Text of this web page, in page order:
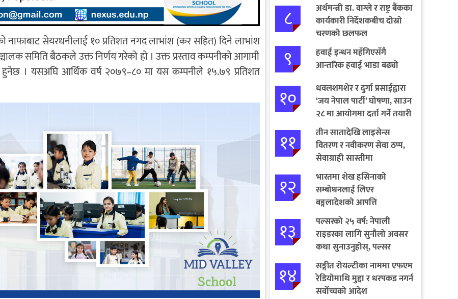
नाफाबाट सेयरधनीलाई १० प्रतिशत नगद लाभांश (कर सहित) दिने लाभांश
समिति बैठकले उक्त निर्णय गरेको हो । उक्त प्रस्ताव कम्पनीको आगामी
। यसअघि आर्थिक वर्ष २०७९–८० मा यस कम्पनीले १५.७९ प्रतिशत
८
अर्थमन्त्री डा. वाग्ले र राष्ट्र बैंकका
कार्यकारी निर्देशकबीच दोस्रो
चरणको छलफल
९
हवाई इन्धन महँगिएसँगै
आन्तरिक हवाई भाडा बढ्यो
१०
धवलशमशेर र दुर्गा प्रसाईंद्वारा
‘जय नेपाल पार्टी’ घोषणा, साउन
२८ मा आयोगमा दर्ता गर्ने तयारी
११
तीन सातादेखि लाइसेन्स
वितरण र नवीकरण सेवा ठप्प,
सेवाग्राही सास्तीमा
१२
भारतमा शेख हसिनाको
सम्बोधनलाई लिएर
बङ्गलादेशको आपत्ति
१३
पल्सरको २५ वर्ष: नेपाली
राइडरका लागि सुनौलो अवसर
कथा सुनाउनुहोस्, पल्सर
जित्नुहोस्
१४
सङ्गीत रोयल्टीका नाममा एफएम
रेडियोमाथि मुद्दा र धरपकड नगर्न
सर्वोच्चको आदेश